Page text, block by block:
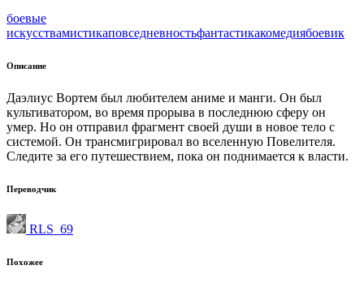
боевые
искусствамистикаповседневностьфантастикакомедиябоевик
Описание
Даэлиус Вортем был любителем аниме и манги. Он был
культиватором, во время прорыва в последнюю сферу он
умер. Но он отправил фрагмент своей души в новое тело с
системой. Он трансмигрировал во вселенную Повелителя.
Следите за его путешествием, пока он поднимается к власти.
Переводчик
RLS_69
Похожее